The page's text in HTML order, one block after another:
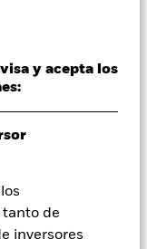
y acepta los
tanto de
inversores